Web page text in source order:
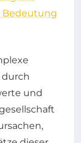
Bedeutung